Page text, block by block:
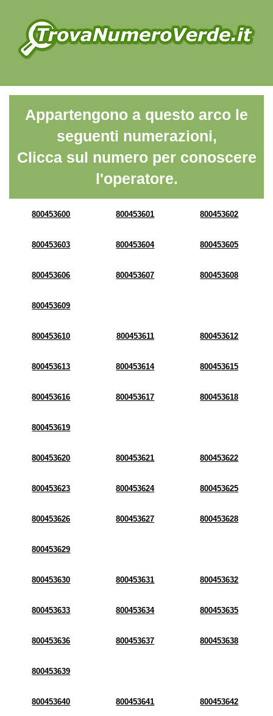
Appartengono a questo arco le
seguenti numerazioni,
Clicca sul numero per conoscere
l'operatore.
800453600 800453601 800453602
800453603 800453604 800453605
800453606 800453607 800453608
800453609
800453610 800453611 800453612
800453613 800453614 800453615
800453616 800453617 800453618
800453619
800453620 800453621 800453622
800453623 800453624 800453625
800453626 800453627 800453628
800453629
800453630 800453631 800453632
800453633 800453634 800453635
800453636 800453637 800453638
800453639
800453640 800453641 800453642